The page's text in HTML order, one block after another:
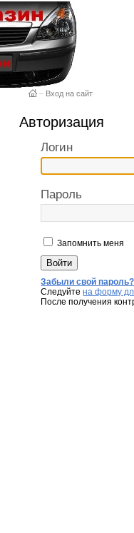
– Вход на сайт
Авторизация
Логин
Пароль
Запомнить меня
Забыли свой пароль?
Следуйтена форму
После получения